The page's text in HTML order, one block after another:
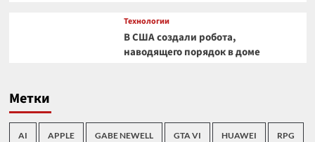
Технологии
В США создали робота,
наводящего порядок в доме
Метки
AI APPLE GABE NEWELL GTA VI HUAWEI RPG